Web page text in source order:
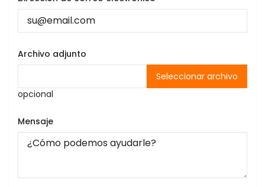
Archivo adjunto
Seleccionar archivo
opcional
Mensaje